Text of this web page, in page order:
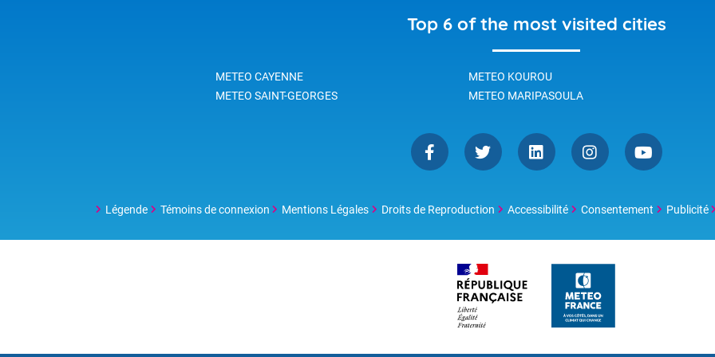
Top 6 of the most visited cities
METEO CAYENNE METEO KOUROU
METEO SAINT-GEORGES
METEO MARIPASOULA
Légende Témoins de connexion Mentions Légales Droits de Reproduction Accessibilité Consentement Publicité